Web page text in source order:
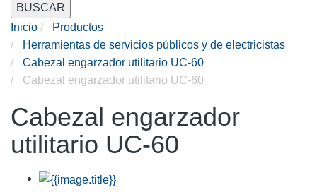
BUSCAR
Inicio
Productos
Herramientas de servicios públicos y de electricistas
Cabezal engarzador utilitario UC-60
Cabezal engarzador utilitario UC-60
Cabezal engarzador
utilitario UC-60